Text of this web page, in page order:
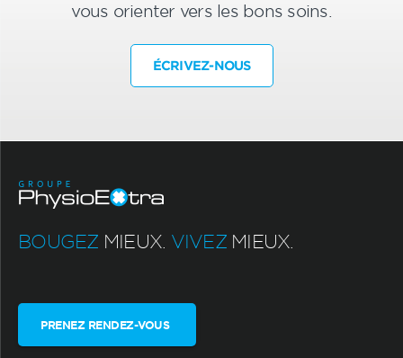
vous orienter vers les bons soins.
ÉCRIVEZ-NOUS
BOUGEZ MIEUX. VIVEZ MIEUX.
PRENEZ RENDEZ-VOUS